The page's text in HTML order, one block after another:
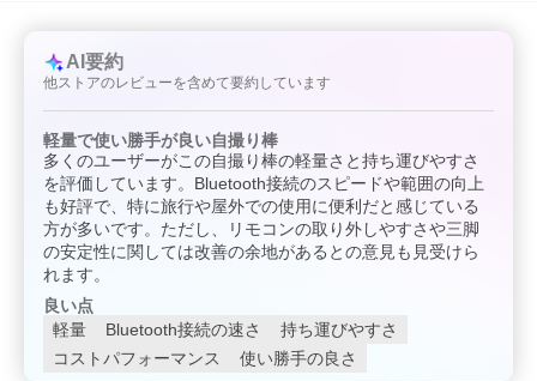
AI要約
他ストアのレビューを含めて要約しています
軽量で使い勝手が良い自撮り棒
多くのユーザーがこの自撮り棒の軽量さと持ち運びやすさ
を評価しています。Bluetooth接続のスピードや範囲の向上
も好評で、特に旅行や屋外での使用に便利だと感じている
方が多いです。ただし、リモコンの取り外しやすさや三脚
の安定性に関しては改善の余地があるとの意見も見受けら
れます。
良い点
軽量
Bluetooth接続の速さ
持ち運びやすさ
コストパフォーマンス
使い勝手の良さ